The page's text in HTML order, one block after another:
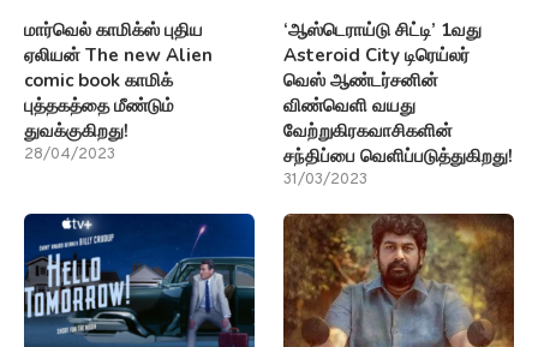
மார்வெல் காமிக்ஸ் புதிய
ஏலியன் The new Alien
comic book காமிக்
புத்தகத்தை மீண்டும்
துவக்குகிறது!
28/04/2023
‘ஆஸ்டெராய்டு சிட்டி’ 1வது
Asteroid City டிரெய்லர்
வெஸ் ஆண்டர்சனின்
விண்வெளி வயது
வேற்றுகிரகவாசிகளின்
சந்திப்பை வெளிப்படுத்துகிறது!
31/03/2023